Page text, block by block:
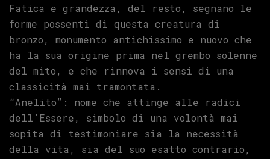
Fatica e grandezza, del resto, segnano le
forme possenti di questa creatura di
bronzo, monumento antichissimo e nuovo che
ha la sua origine prima nel grembo solenne
del mito, e che rinnova i sensi di una
classicità mai tramontata.
“Anelito”: nome che attinge alle radici
dell’Essere, simbolo di una volontà mai
sopita di testimoniare sia la necessità
della vita, sia del suo esatto contrario,